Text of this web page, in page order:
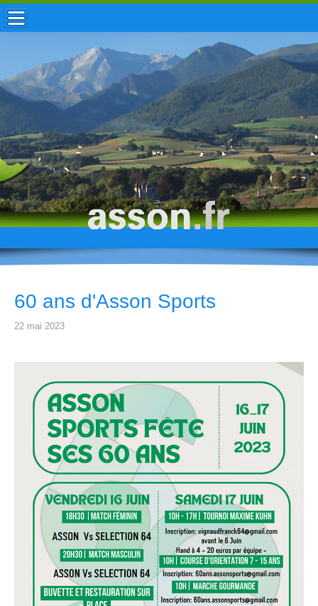
ACCUEIL / INFOS
MUNICIPALITÉ
VIE LOCALE
ENFANCE
TOURISME
HISTOIRE
60 ans d'Asson Sports
22 mai 2023